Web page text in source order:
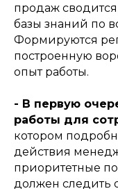
продаж
базы знаний по
Формируются
построенную
опыт работы.
- В первую
работы для
котором
действия
приоритетные
должен следить